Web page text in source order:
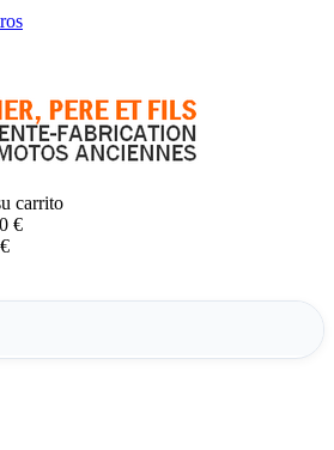
carrito
€